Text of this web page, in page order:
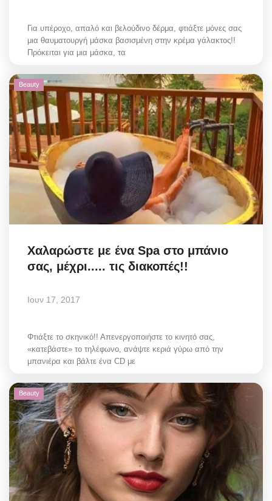
Για υπέροχο, απαλό και βελούδινο δέρμα, φτιάξτε μόνες σας
μια θαυματουργή μάσκα βασισμένη στην κρέμα γάλακτος!!
Πρόκειται για μια μάσκα, τα
Beauty
Χαλαρώστε με ένα Spa στο μπάνιο
σας, μέχρι..... τις διακοπές!!
Ιουν 17, 2017
Φτιάξτε το σκηνικό!! Απενεργοποιήστε το κινητό σας,
«κατεβάστε» το τηλέφωνο, ανάψτε κεριά γύρω από την
μπανιέρα και βάλτε ένα CD με
Beauty